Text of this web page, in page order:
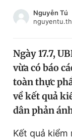
Chào ngày mới
Video
Sản phẩm khác
Tiện ích
Đăng xuất
Nguyễn Tú
Ngày 17.7,
vừa có báo
toàn thực
về kết quả
dân phản
Kết quả kiểm